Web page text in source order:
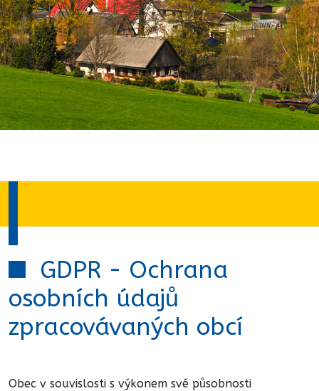
GDPR - Ochrana
osobních údajů
zpracovávaných obcí
Obec v souvislosti s výkonem své působnosti